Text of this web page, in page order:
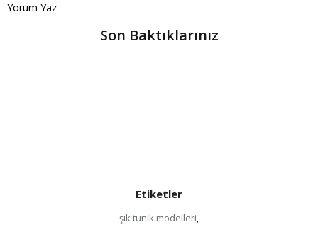
Yorum Yaz
Son Baktıklarınız
Etiketler
şık tunik modelleri,